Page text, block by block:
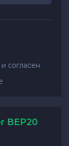
согласен
BEP20